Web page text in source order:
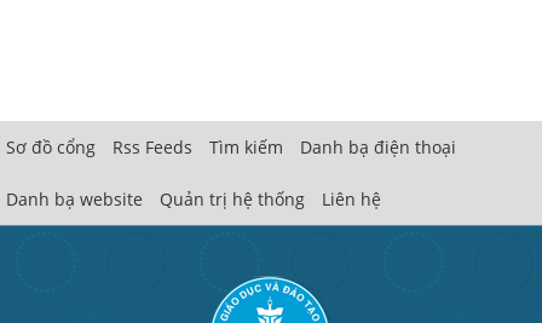
Sơ đồ cổng Rss Feeds Tìm kiếm Danh bạ điện thoại
Danh bạ website Quản trị hệ thống Liên hệ